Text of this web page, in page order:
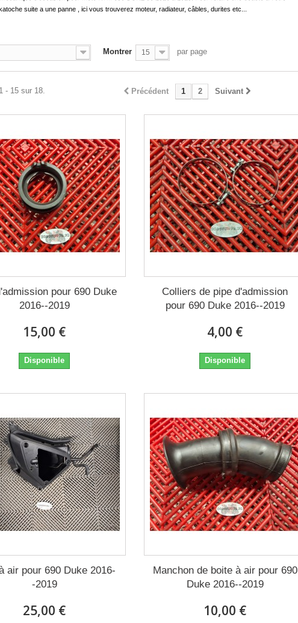
suite a une panne , ici vous trouverez moteur, radiateur, câbles, durites etc...
Montrer 15 par page
Précédent 1 2 Suivant
- 15 sur 18.
pour 690 Duke
2016--2019
15,00 €
Disponible
Colliers de pipe d'admission
pour 690 Duke 2016--2019
4,00 €
Disponible
air pour 690 Duke 2016-
-2019
25,00 €
Manchon de boite à air pour 690
Duke 2016--2019
10,00 €